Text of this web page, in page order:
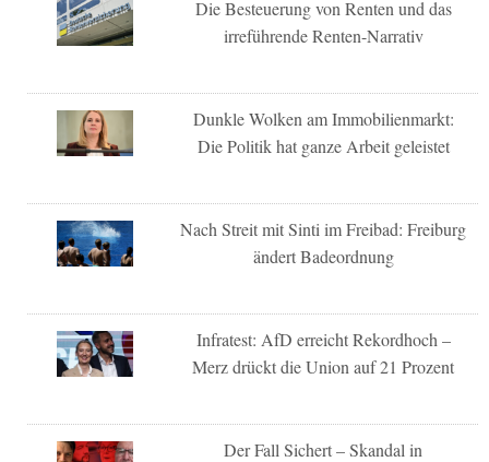
Die Besteuerung von Renten und das
irreführende Renten-Narrativ
Dunkle Wolken am Immobilienmarkt:
Die Politik hat ganze Arbeit geleistet
Nach Streit mit Sinti im Freibad: Freiburg
ändert Badeordnung
Infratest: AfD erreicht Rekordhoch –
Merz drückt die Union auf 21 Prozent
Der Fall Sichert – Skandal in